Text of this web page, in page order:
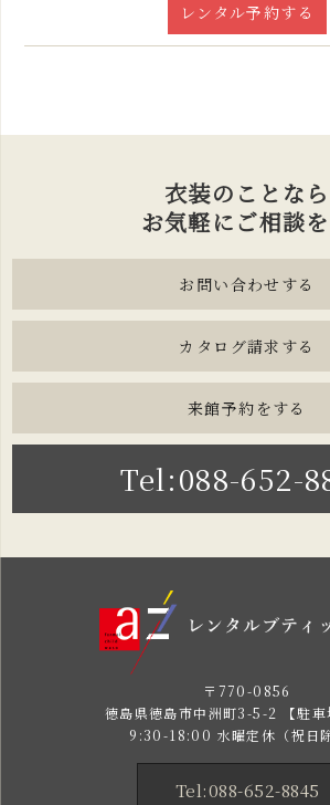
レンタル予約する
衣装のことなら
お気軽にご相談を
お問い合わせする
カタログ請求する
来館予約をする
Tel:088-652-
〒770-0856
徳島県徳島市中洲町3-5-2 【駐車
9:30-18:00 水曜定休（祝日除
Tel:088-652-8845